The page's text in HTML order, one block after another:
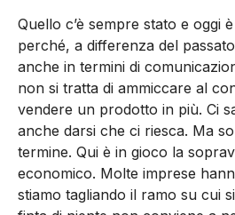
Quello c’è sempre stato e oggi
perché, a differenza del
anche in termini di
non si tratta di ammiccare al
vendere un prodotto in più. Ci
anche darsi che ci riesca. Ma
termine. Qui è in gioco la
economico. Molte imprese
stiamo tagliando il ramo su cui